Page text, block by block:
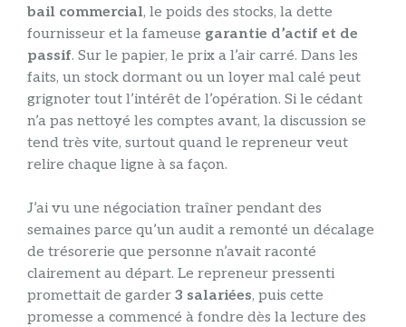
bail commercial, le poids des stocks, la dette
fournisseur et la fameuse garantie d’actif et de
passif. Sur le papier, le prix a l’air carré. Dans les
faits, un stock dormant ou un loyer mal calé peut
grignoter tout l’intérêt de l’opération. Si le cédant
n’a pas nettoyé les comptes avant, la discussion se
tend très vite, surtout quand le repreneur veut
relire chaque ligne à sa façon.
J’ai vu une négociation traîner pendant des
semaines parce qu’un audit a remonté un décalage
de trésorerie que personne n’avait raconté
clairement au départ. Le repreneur pressenti
promettait de garder 3 salariées, puis cette
promesse a commencé à fondre dès la lecture des